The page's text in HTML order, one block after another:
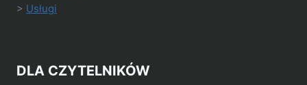
> Usługi
DLA CZYTELNIKÓW